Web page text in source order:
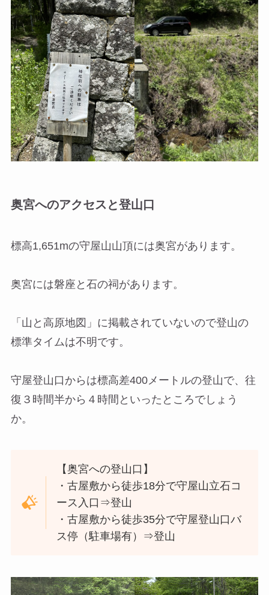
奥宮へのアクセスと登山口
標高1,651mの守屋山山頂には奥宮があります。
奥宮には磐座と石の祠があります。
「山と高原地図」に掲載されていないので登山の
標準タイムは不明です。
守屋登山口からは標高差400メートルの登山で、往
復３時間半から４時間といったところでしょう
か。
【奥宮への登山口】
・古屋敷から徒歩18分で守屋山立石コ
ース入口⇒登山
・古屋敷から徒歩35分で守屋登山口バ
ス停（駐車場有）⇒登山